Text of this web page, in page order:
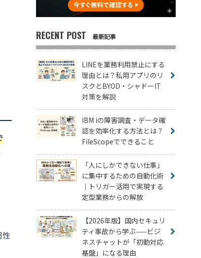
性
RECENT POST 最新記事
LINEを業務利用禁止にする
理由とは？私用アプリのリ
スクとBYOD・シャドーIT
対策を解説
IBM iの障害調査・データ確
認を効率化する方法とは？
FileScopeでできること
「人にしかできない仕事」
に集中するための自動化術
｜トリガー活用で実現する
定型業務からの解放
【2026年版】国内セキュリ
ティ事故から学ぶ——ビジ
ネスチャットが「初動対応
基盤」になる理由